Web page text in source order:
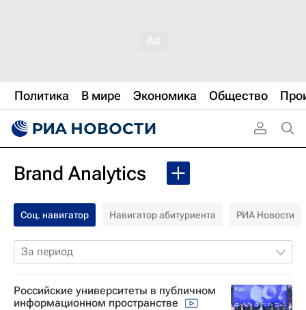
Политика В мире Экономика Общество
Brand Analytics
Соц. навигатор Навигатор абитуриента РИА Новости
За период
Российские университеты в публичном
информационном пространстве